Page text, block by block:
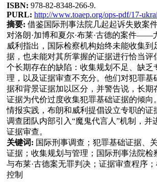
ISBN: 978-82-8348-266-9.
PURL: http://www.toaep.org/ops-pdf/17-
摘要: 借鉴国际刑事法院几起起诉失败案
对洛朗·加博和夏尔·布莱·古德的案件——
威利指出，国际检察机构始终未能收集到
据，也未能对其所掌握的证据进行恰当评
个长期存在的缺陷：收集规划不足、缺乏
理，以及证据审查不充分。他们对犯罪基
据和背景证据加以区分，并警告说，长期
证据为代价过度收集犯罪基础证据的倾向
情报实践，布朗和威利提倡设立专职的证
调查团队内部引入“魔鬼代言人”机制，并
证据审查。
关键词: 国际刑事调查；犯罪基础证据、
证据；收集规划与管理；国际刑事法院检
与布莱·古德案无罪判决；证据审查程序
控制